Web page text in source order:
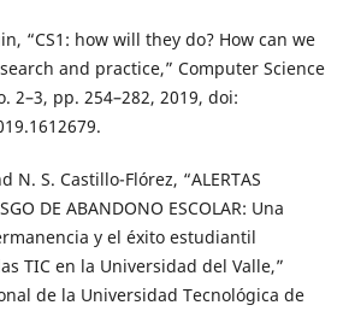
“CS1: how will they do? How can we
and practice,” Computer Science
2–3, pp. 254–282, 2019, doi:
N. S. Castillo-Flórez, “ALERTAS
DE ABANDONO ESCOLAR: Una
y el éxito estudiantil
TIC en la Universidad del Valle,”
de la Universidad Tecnológica de